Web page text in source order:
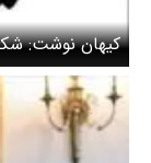
کیهان نوشت:
«شلیک به